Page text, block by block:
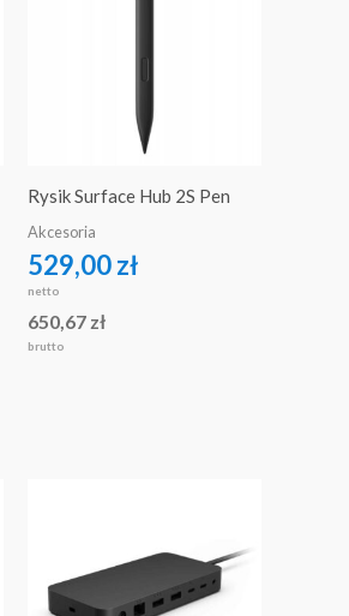
Rysik Surface Hub 2S Pen
Akcesoria
529,00zł
netto
650,67 zł
brutto